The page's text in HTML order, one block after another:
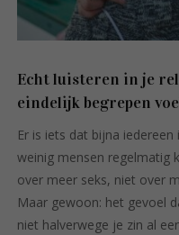
Echt luisteren in je
eindelijk begrepen
Er is iets dat bijna
weinig mensen regelmatig
over meer seks, niet over
Maar gewoon: het gevoel
niet halverwege je zin al